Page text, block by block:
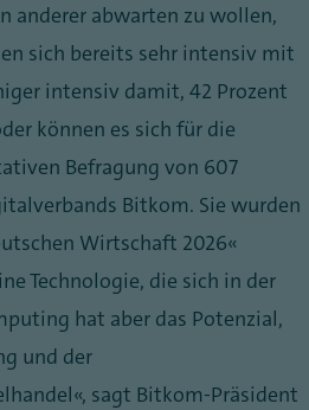
anderer abwarten zu wollen,
sich bereits sehr intensiv mit
intensiv damit, 42 Prozent
können es sich für die
Befragung von 607
Bitkom. Sie wurden
Wirtschaft 2026“
Technologie, die sich in der
hat aber das Potenzial,
und der
sagt Bitkom-Präsident